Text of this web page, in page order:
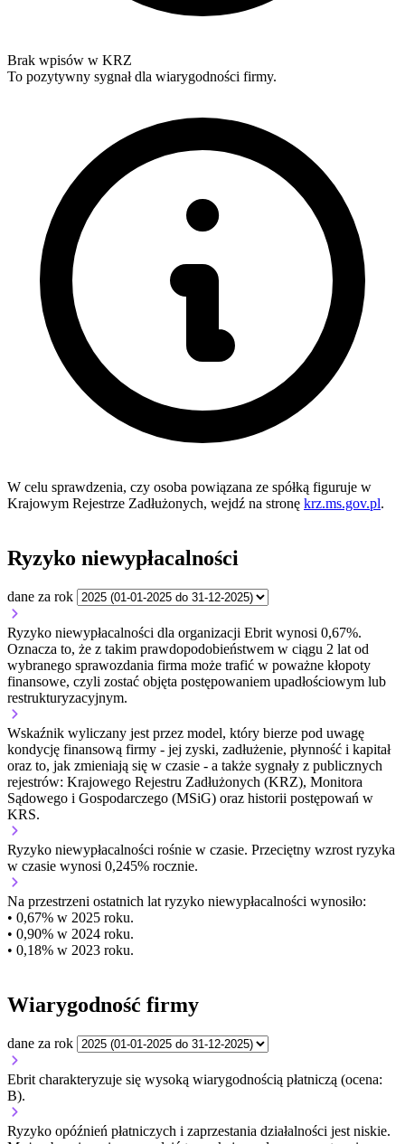
Brak wpisów w KRZ
To pozytywny sygnał dla wiarygodności firmy.
W celu sprawdzenia, czy osoba powiązana ze spółką figuruje w
Krajowym Rejestrze Zadłużonych, wejdź na stronę krz.ms.gov.pl.
Ryzyko niewypłacalności
dane za rok
Ryzyko niewypłacalności dla organizacji Ebrit wynosi 0,67%.
Oznacza to, że z takim prawdopodobieństwem w ciągu 2 lat od
wybranego sprawozdania firma może trafić w poważne kłopoty
finansowe, czyli zostać objęta postępowaniem upadłościowym lub
restrukturyzacyjnym.
Wskaźnik wyliczany jest przez model, który bierze pod uwagę
kondycję finansową firmy - jej zyski, zadłużenie, płynność i kapitał
oraz to, jak zmieniają się w czasie - a także sygnały z publicznych
rejestrów: Krajowego Rejestru Zadłużonych (KRZ), Monitora
Sądowego i Gospodarczego (MSiG) oraz historii postępowań w
KRS.
Ryzyko niewypłacalności rośnie w czasie. Przeciętny wzrost ryzyka
w czasie wynosi 0,245% rocznie.
Na przestrzeni ostatnich lat ryzyko niewypłacalności wynosiło:
• 0,67% w 2025 roku.
• 0,90% w 2024 roku.
• 0,18% w 2023 roku.
Wiarygodność firmy
dane za rok
Ebrit charakteryzuje się wysoką wiarygodnością płatniczą (ocena:
B).
Ryzyko opóźnień płatniczych i zaprzestania działalności jest niskie.